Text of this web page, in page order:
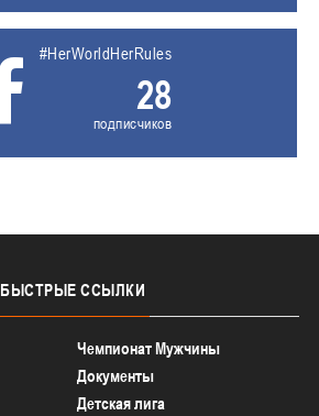
#HerWorldHerRules
28
подписчиков
БЫСТРЫЕ ССЫЛКИ
Чемпионат Мужчины
Документы
Детская лига